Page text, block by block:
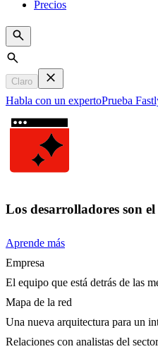
Precios
Search
Claro
Habla con un expertoPrueba
Los desarrolladores son
Aprende más
Empresa
El equipo que está detrás de las
Mapa de la red
Una nueva arquitectura para un
Relaciones con analistas del sector